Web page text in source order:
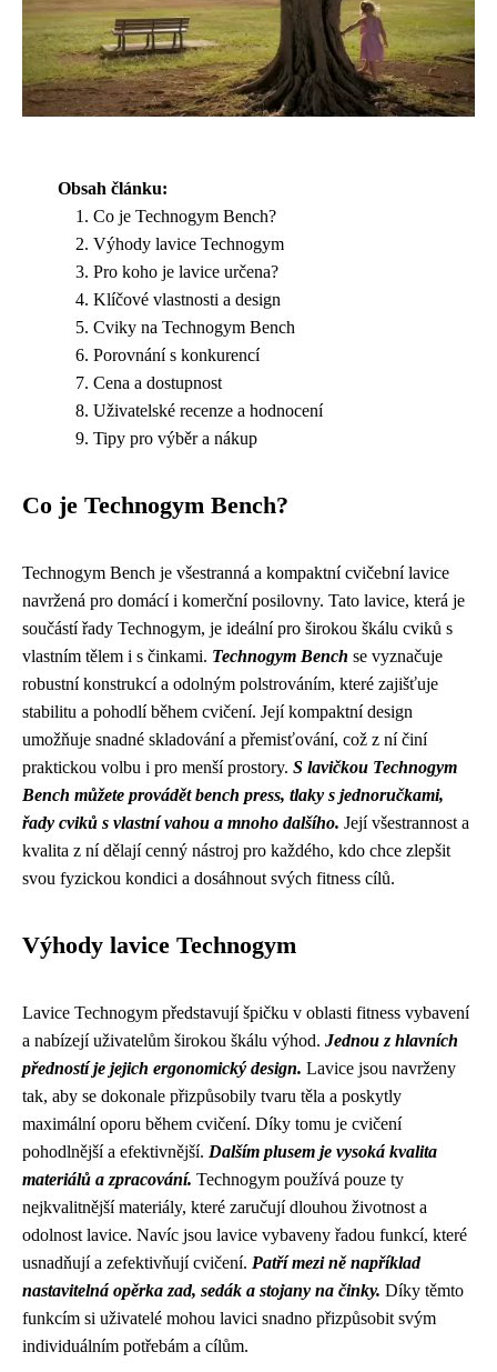
Obsah článku:
Co je Technogym Bench?
Výhody lavice Technogym
Pro koho je lavice určena?
Klíčové vlastnosti a design
Cviky na Technogym Bench
Porovnání s konkurencí
Cena a dostupnost
Uživatelské recenze a hodnocení
Tipy pro výběr a nákup
Co je Technogym Bench?
Technogym Bench je všestranná a kompaktní cvičební lavice
navržená pro domácí i komerční posilovny. Tato lavice, která je
součástí řady Technogym, je ideální pro širokou škálu cviků s
vlastním tělem i s činkami. Technogym Bench se vyznačuje
robustní konstrukcí a odolným polstrováním, které zajišťuje
stabilitu a pohodlí během cvičení. Její kompaktní design
umožňuje snadné skladování a přemisťování, což z ní činí
praktickou volbu i pro menší prostory. S lavičkou Technogym
Bench můžete provádět bench press, tlaky s jednoručkami,
řady cviků s vlastní vahou a mnoho dalšího. Její všestrannost a
kvalita z ní dělají cenný nástroj pro každého, kdo chce zlepšit
svou fyzickou kondici a dosáhnout svých fitness cílů.
Výhody lavice Technogym
Lavice Technogym představují špičku v oblasti fitness vybavení
a nabízejí uživatelům širokou škálu výhod. Jednou z hlavních
předností je jejich ergonomický design. Lavice jsou navrženy
tak, aby se dokonale přizpůsobily tvaru těla a poskytly
maximální oporu během cvičení. Díky tomu je cvičení
pohodlnější a efektivnější. Dalším plusem je vysoká kvalita
materiálů a zpracování. Technogym používá pouze ty
nejkvalitnější materiály, které zaručují dlouhou životnost a
odolnost lavice. Navíc jsou lavice vybaveny řadou funkcí, které
usnadňují a zefektivňují cvičení. Patří mezi ně například
nastavitelná opěrka zad, sedák a stojany na činky. Díky těmto
funkcím si uživatelé mohou lavici snadno přizpůsobit svým
individuálním potřebám a cílům.